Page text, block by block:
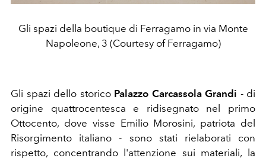
Gli spazi della boutique di Ferragamo in via Monte
Napoleone, 3 (Courtesy of Ferragamo)
Gli spazi dello storico Palazzo Carcassola Grandi - di
origine quattrocentesca e ridisegnato nel primo
Ottocento, dove visse Emilio Morosini, patriota del
Risorgimento italiano - sono stati rielaborati con
rispetto, concentrando l'attenzione sui materiali, la